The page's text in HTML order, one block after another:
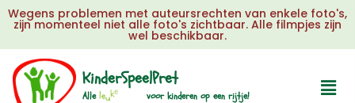
Wegens problemen met auteursrechten van enkele foto's,
zijn momenteel niet alle foto's zichtbaar. Alle filmpjes zijn
wel beschikbaar.
KinderSpeelPret
Alle leuke voor kinderen op een rijtje!